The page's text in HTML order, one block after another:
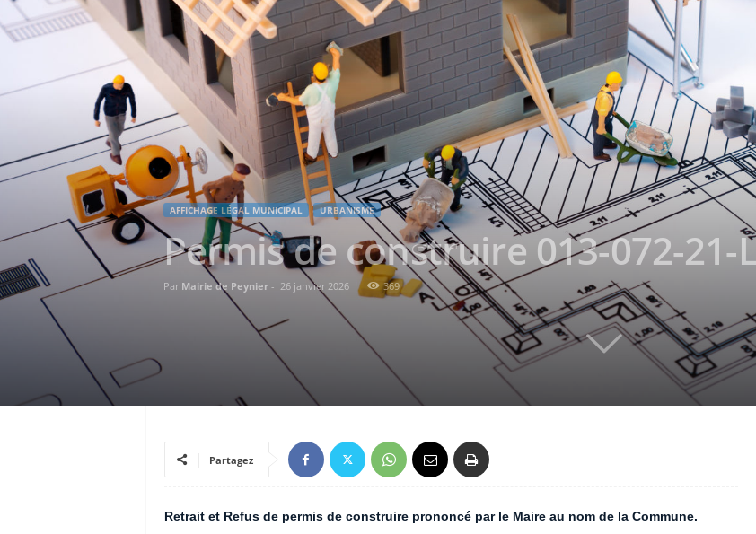
AFFICHAGE LÉGAL MUNICIPAL URBANISME
Permis de construire 013-072-21-
Par Mairie de Peynier- 26 janvier 2026 369
Partagez
Retrait et Refus de permis de construire prononcé par le Maire au nom de la Commune.